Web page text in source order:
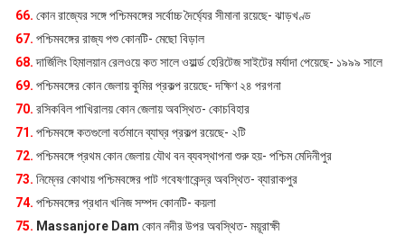
66. কোন রাজ্যের সঙ্গে পশ্চিমবঙ্গের সর্বোচ্চ দৈর্ঘ্যের সীমানা রয়েছে- ঝাড়খণ্ড
67. পশ্চিমবঙ্গের রাজ্য পশু কোনটি- মেছো বিড়াল
68.দার্জিলিং হিমালয়ান রেলওয়ে কত সালে ওয়ার্ল্ড হেরিটেজ সাইটের মর্যাদা পেয়েছে- ১৯৯৯ সালে
69. পশ্চিমবঙ্গের কোন জেলায় কুমির প্রকল্প রয়েছে- দক্ষিণ ২৪ পরগনা
70. রসিকবিল পাখিরালয় কোন জেলায় অবস্থিত- কোচবিহার
71. পশ্চিমবঙ্গে কতগুলো বর্তমানে ব্যাঘ্র প্রকল্প রয়েছে- ২টি
72. পশ্চিমবঙ্গে প্রথম কোন জেলায় যৌথ বন ব্যবস্থাপনা শুরু হয়- পশ্চিম মেদিনীপুর
73. নিম্নের কোথায় পশ্চিমবঙ্গের পাট গবেষণাকেন্দ্র অবস্থিত- ব্যারাকপুর
74. পশ্চিমবঙ্গের প্রধান খনিজ সম্পদ কোনটি- কয়লা
75. Massanjore Dam কোন নদীর উপর অবস্থিত- ময়ূরাক্ষী